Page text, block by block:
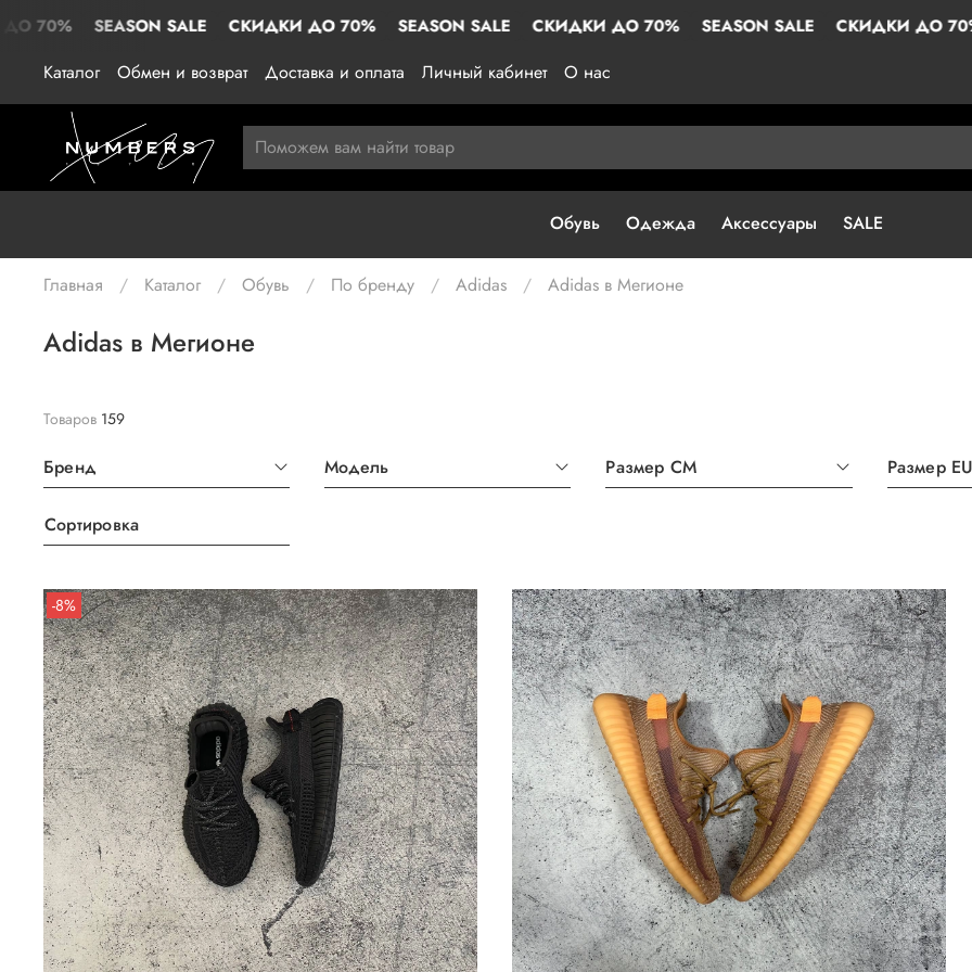
SEASON SALE СКИДКИ ДО 70% SEASON SALE СКИДКИ ДО 70% SEASON SALE СКИДКИ ДО 70%
Каталог Обмен и возврат Доставка и оплата Личный кабинет О нас
Обувь Одежда Аксессуары SALE
Главная Каталог Обувь По бренду Adidas Adidas в Мегионе
Adidas в Мегионе
Товаров 159
Сортировка
Размер СМ Размер
Бренд Модель
-8%